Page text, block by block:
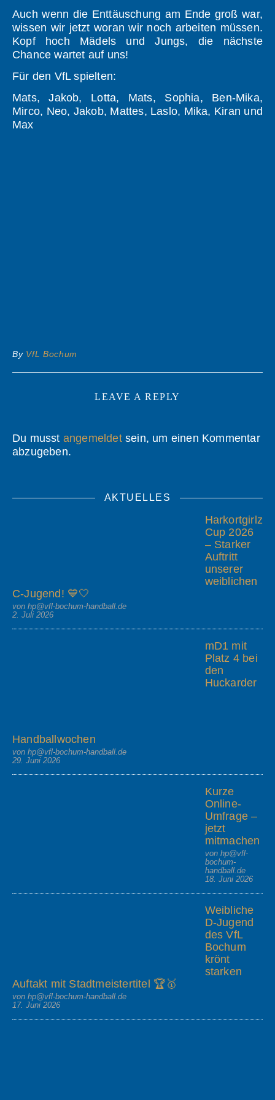
Auch wenn die Enttäuschung am Ende groß war,
wissen wir jetzt woran wir noch arbeiten müssen.
Kopf hoch Mädels und Jungs, die nächste
Chance wartet auf uns!
Für den VfL spielten:
Mats, Jakob, Lotta, Mats, Sophia, Ben-Mika,
Mirco, Neo, Jakob, Mattes, Laslo, Mika, Kiran und
Max
By VfL Bochum
LEAVE A REPLY
Du musst angemeldetsein, um einen Kommentar
abzugeben.
AKTUELLES
Harkortgirlz
Cup 2026
– Starker
Auftritt
unserer
weiblichen
C-Jugend! 💙🤍
von hp@vfl-bochum-handball.de
2. Juli 2026
mD1 mit
Platz 4 bei
den
Huckarder
Handballwochen
von hp@vfl-bochum-handball.de
29. Juni 2026
Kurze
Online-
Umfrage –
jetzt
mitmachen
von hp@vfl-
bochum-
handball.de
18. Juni 2026
Weibliche
D-Jugend
des VfL
Bochum
krönt
starken
Auftakt mit Stadtmeistertitel 🏆🥇
von hp@vfl-bochum-handball.de
17. Juni 2026